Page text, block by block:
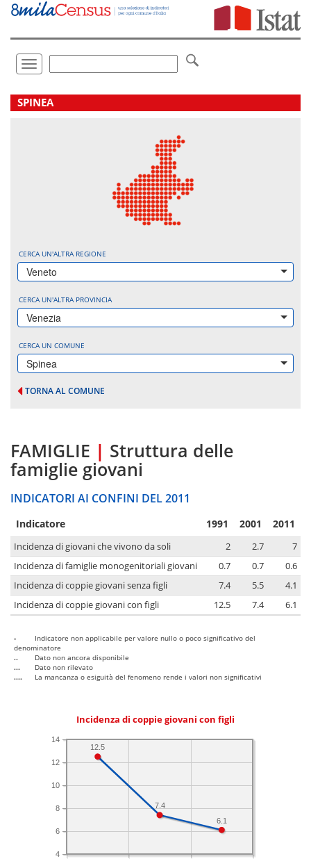
Vai
direttamente
Toggle
navigation
.
SPINEA
CERCA UN'ALTRA REGIONE
Veneto
CERCA UN'ALTRA PROVINCIA
Venezia
CERCA UN COMUNE
Spinea
TORNA AL COMUNE
FAMIGLIE | Struttura delle
famiglie giovani
INDICATORI AI CONFINI DEL 2011
Indicatore 1991 2001 2011
Incidenza di giovani che vivono da soli 2 2.7
7
Incidenza di famiglie monogenitoriali giovani
0.7 0.7
0.6
Incidenza di coppie giovani senza figli
7.4 5.5
4.1
Incidenza di coppie giovani con figli
12.5 7.4 6.1
-
Indicatore non applicabile per valore nullo o poco significativo del
denominatore
..
Dato non ancora disponibile
...
Dato non rilevato
....
La mancanza o esiguità del fenomeno rende i valori non significativi
Incidenza di coppie giovani con figli
4
6
8
10
12
14
6.1
7.4
12.5